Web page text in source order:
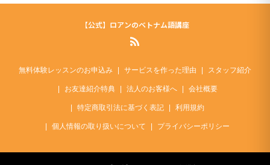
【公式】ロアンのベトナム語講座
無料体験レッスンのお申込み サービスを作った理由 スタッフ紹介
お友達紹介特典 法人のお客様へ 会社概要
特定商取引法に基づく表記 利用規約
個人情報の取り扱いについて プライバシーポリシー